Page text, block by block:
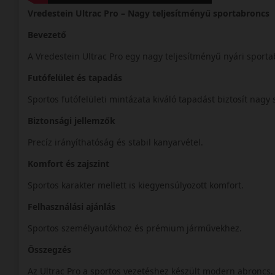
Vredestein Ultrac Pro – Nagy teljesítményű sportabroncs
Bevezető
A Vredestein Ultrac Pro egy nagy teljesítményű nyári
Futófelület és tapadás
Sportos futófelületi mintázata kiváló tapadást biztosít nagy
Biztonsági jellemzők
Precíz irányíthatóság és stabil kanyarvétel.
Komfort és zajszint
Sportos karakter mellett is kiegyensúlyozott komfort.
Felhasználási ajánlás
Sportos személyautókhoz és prémium járművekhez.
Összegzés
Az Ultrac Pro a sportos vezetéshez készült modern abroncs.